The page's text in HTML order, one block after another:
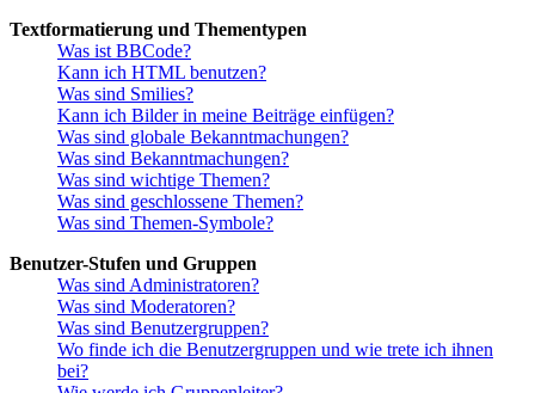
Textformatierung und Thementypen
Was ist BBCode?
Kann ich HTML benutzen?
Was sind Smilies?
Kann ich Bilder in meine Beiträge einfügen?
Was sind globale Bekanntmachungen?
Was sind Bekanntmachungen?
Was sind wichtige Themen?
Was sind geschlossene Themen?
Was sind Themen-Symbole?
Benutzer-Stufen und Gruppen
Was sind Administratoren?
Was sind Moderatoren?
Was sind Benutzergruppen?
Wo finde ich die Benutzergruppen und wie trete ich ihnen
bei?